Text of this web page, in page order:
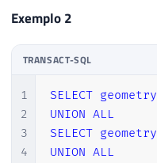
Exemplo 2
TRANSACT-SQL
1
2
3
4
SELECT geometry
UNION ALL
SELECT geometry
UNION ALL